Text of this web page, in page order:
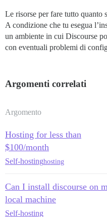
Le risorse per fare tutto quanto
A condizione che tu esegua
un ambiente in cui Discourse
con eventuali problemi di
Argomenti correlati
Argomento
Hosting for less than
$100/month
Self-hostinghosting
Can I install discourse on
local machine
Self-hosting